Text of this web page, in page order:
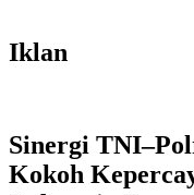
Iklan
Sinergi
Kokoh